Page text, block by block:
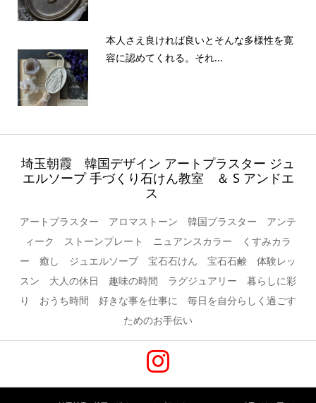
本人さえ良ければ良いとそんな多様性を寛
容に認めてくれる。それ...
埼玉朝霞 韓国デザイン アートプラスター ジュ
エルソープ 手づくり石けん教室 ＆ S アンドエ
ス
アートプラスター アロマストーン 韓国プラスター アンテ
ィーク ストーンプレート ニュアンスカラー くすみカラ
ー 癒し ジュエルソープ 宝石石けん 宝石石鹸 体験レッ
スン 大人の休日 趣味の時間 ラグジュアリー 暮らしに彩
り おうち時間 好きな事を仕事に 毎日を自分らしく過ごす
ためのお手伝い